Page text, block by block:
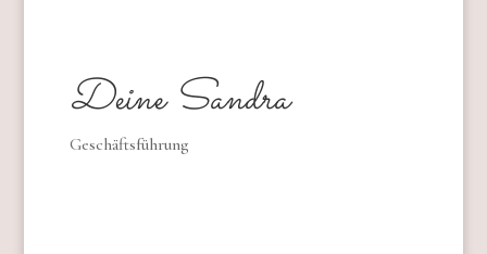
Deine Sandra
Geschäftsführung